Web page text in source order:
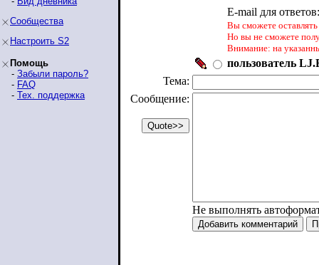
Сообщества
Настроить S2
Помощь
- Забыли пароль?
- FAQ
- Тех. поддержка
E-mail для
Вы сможете
Но вы не сможете
Внимание: на
пользователь
Тема:
Сообщение:
Не выполнять